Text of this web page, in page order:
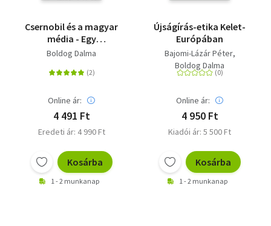
Csernobil és a magyar
média - Egy
atomkatasztrófa
Boldog Dalma
Online ár:
4 491 Ft
Eredeti ár: 4 990 Ft
Kosárba
1 - 2 munkanap
Újságírás-etika Kelet-
Európában
Bajomi-Lázár Péter
Boldog Dalma
Online ár:
4 950 Ft
Kiadói ár: 5 500 Ft
Kosárba
1 - 2 munkanap